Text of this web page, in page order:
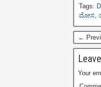
Tags:
ಮೋಸ,
←
Your